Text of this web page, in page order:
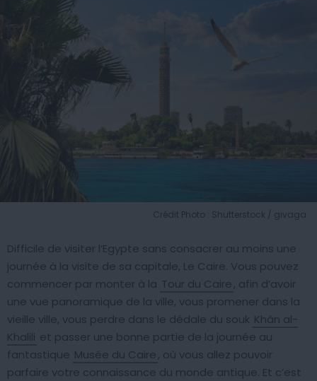
Crédit Photo : Shutterstock / givaga
Difficile de visiter l’Egypte sans consacrer au moins une
journée à la visite de sa capitale, Le Caire. Vous pouvez
commencer par monter à la Tour du Caire, afin d’avoir
une vue panoramique de la ville, vous promener dans la
vieille ville, vous perdre dans le dédale du souk Khân al-
Khalili et passer une bonne partie de la journée au
fantastique Musée du Caire, où vous allez pouvoir
parfaire votre connaissance du monde antique. Et c’est